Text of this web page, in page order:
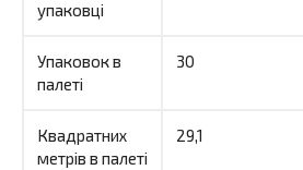
упаковці
Упаковок в
палеті
30
Квадратних
метрів в палеті
29,1